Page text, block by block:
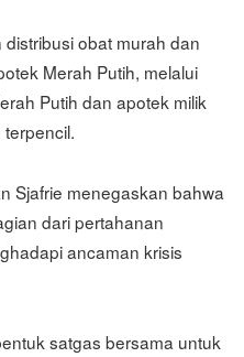
obat murah dan
Merah Putih, melalui
Putih dan apotek milik
Sjafrie menegaskan bahwa
dari pertahanan
ancaman krisis
satgas bersama untuk